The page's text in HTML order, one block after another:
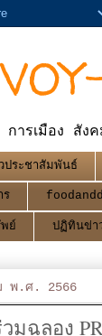
การเมือง สั
ประชาสัมพันธ์
ร
ย์ ปฏิทินข่า
พ.ศ. 2566
มฉลอง